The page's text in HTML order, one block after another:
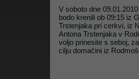
V soboto dne
bodo krenili ob 09:15 iz
Trstenjaka pri cerkvi, iz
Antona Trstenjaka v
voljo prinesite s seboj,
cilju domačini iz